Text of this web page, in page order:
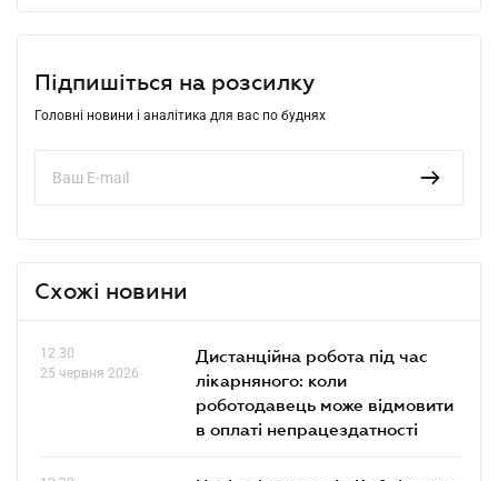
Підпишіться на розсилку
Головні новини і аналітика для вас по буднях
Схожі новини
12.30
25 червня 2026
Дистанційна робота під час
лікарняного: коли
роботодавець може відмовити
в оплаті непрацездатності